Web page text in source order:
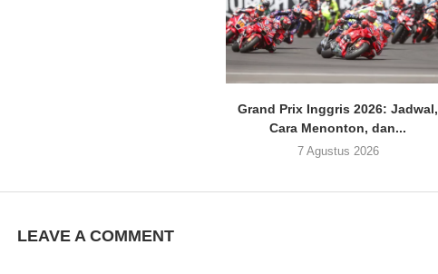
Grand Prix Inggris 2026: Jadwal,
Cara Menonton, dan...
7 Agustus 2026
LEAVE A COMMENT